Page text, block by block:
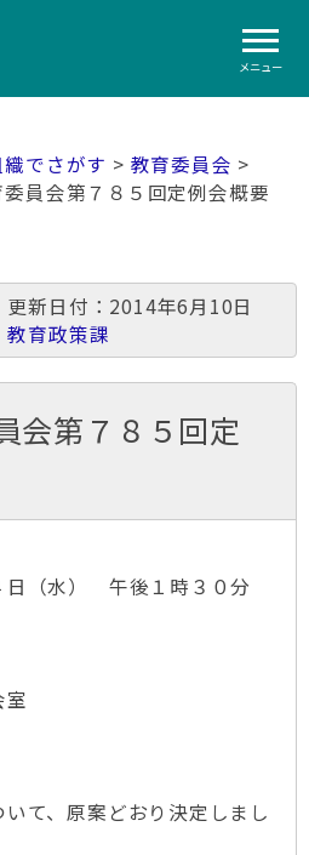
メニュー
でさがす > 教育委員会 >
員会第７８５回定例会概要
更新日付：2014年6月10日
教育政策課
会第７８５回定
（水） 午後１時３０分
、原案どおり決定しまし